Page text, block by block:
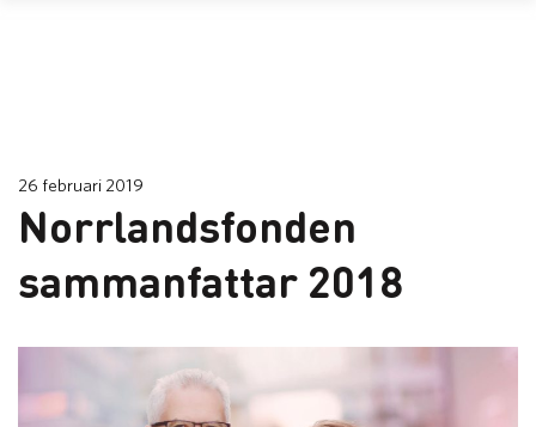
26 februari 2019
Norrlandsfonden
sammanfattar 2018